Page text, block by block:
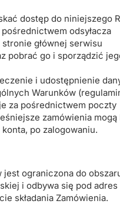
dostęp do niniejszego
odsyłacza
głównej serwisu
pobrać go i sporządzić
i udostępnienie
Warunków
za pośrednictwem poczty
zamówienia mogą
po zalogowaniu.
jest ograniczona do
i odbywa się pod adres
składania Zamówienia.